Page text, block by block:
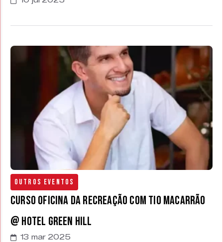
Outros Eventos
Curso Oficina da Recreação com Tio Macarrão
@ Hotel Green Hill
13 mar 2025